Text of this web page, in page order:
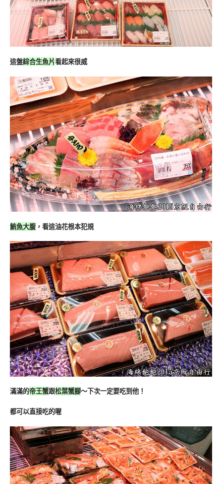
這盤綜合生魚片看起來很威
鮪魚大腹 ，看這油花根本犯規
滿滿的帝王蟹跟松葉蟹腳～下次一定要吃到他！
都可以直接吃的喔